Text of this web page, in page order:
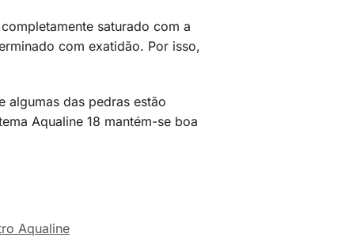
saturado com a
com exatidão. Por isso,
algumas das pedras estão
Aqualine 18 mantém-se boa
Aqualine